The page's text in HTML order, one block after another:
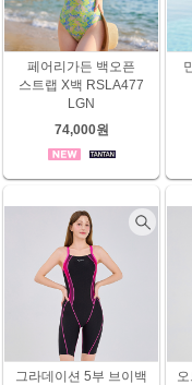
페어리가든 백오픈
스트랩 X백 RSLA477
LGN
74,000원
그라데이션 5부 브이백